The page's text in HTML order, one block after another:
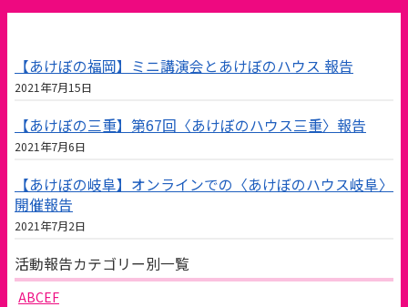
【あけぼの福岡】ミニ講演会とあけぼのハウス 報告
2021年7月15日
【あけぼの三重】第67回〈あけぼのハウス三重〉報告
2021年7月6日
【あけぼの岐阜】オンラインでの〈あけぼのハウス岐阜〉
開催報告
2021年7月2日
活動報告カテゴリー別一覧
ABCEF